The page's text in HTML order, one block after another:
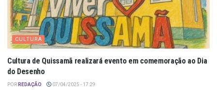
CULTURA
Cultura de Quissamã realizará evento em comemoração ao Dia
do Desenho
POR REDAÇÃO 07/04/2025 - 17:29